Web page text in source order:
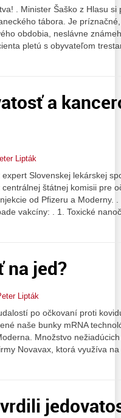
. Minister Šaško z Hlasu
tábora. Je
obdobia, neslávne
pletú s obyvateľom
a
Lipták
Slovenskej lekárskej
štátnej komisii pre
od Pfizeru a Moderny.
vakcíny: . 1. Toxické
na jed?
Lipták
po očkovaní proti
naše bunky mRNA
Množstvo
Novavax, ktorá využíva